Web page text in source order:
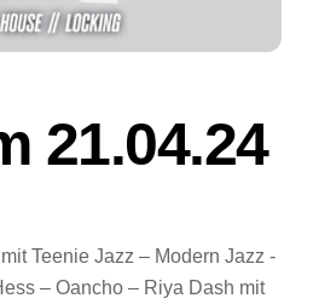
21.04.24
Teenie Jazz – Modern Jazz -
– Oancho – Riya Dash mit